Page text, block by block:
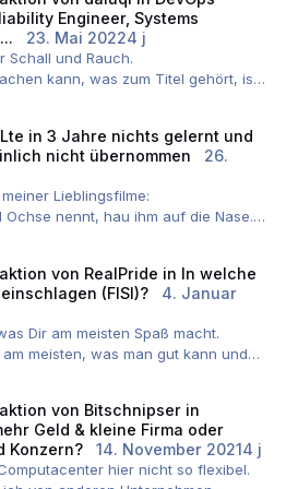
in der Softwarentwicklung
man ja bitte mit der ITIL-
leiten!
Freelance ausschließt und
in Berlin seine Festanstellung für
Posten aufgeben!
du die Gehaltsangabe nur zur
geschrieben, oder?"
erwähnt: Man reiche mir einen
Archäologe!
Engineer, Systems
23. Mai 20224 j
Schall und Rauch.
kann, was zum Titel gehört, ist
Source beitragen. Das Höchste,
zugelassen wurde, war QA für Red
ist es aber kein Fehler beim Titel,
beim Management mit der Planung.
eine Kündigung geholfen.
in 3 Jahre nichts gelernt und
nicht übernommen
26.
Lieblingsfilme:
Ochse nennt, hau ihm auf die Nase.
sich nach einem Kuhstall
jede Abteilung mangelnde
ist da vermutlich was dran
wo dieser Eindruck her kommt
wenn man hinterfragt, wie bei
entstanden ist, oder woran sie das
von RealPride in In welche
(FISI)?
4. Januar
Dir am meisten Spaß macht.
meisten, was man gut kann und
als in einem Bereich, was man
von Bitschnipserin
Geld & kleine Firma oder
Konzern?
14. November 2021 4 j
hier nicht so flexibel.